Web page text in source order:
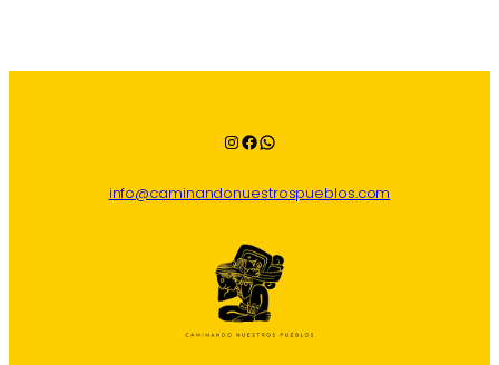
InstagramFacebook WhatsApp
info@caminandonuestrospueblos.com